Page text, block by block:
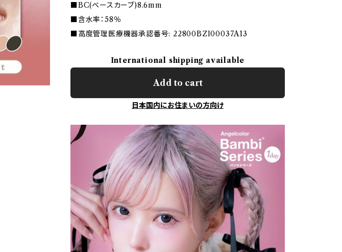
■BC(ベースカーブ)8.6mm
■含水率：58％
■高度管理医療機器承認番号: 22800BZI00037A13
International shipping available
Add to cart
日本国内にお住まいの方向け